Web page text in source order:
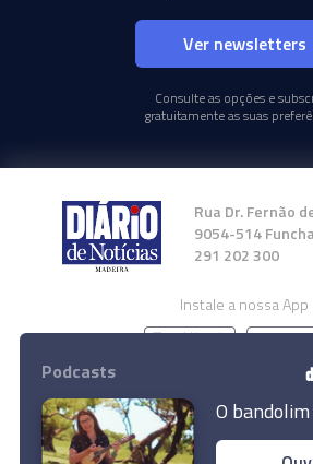
Ver newsletters
Consulte as opções e
gratuitamente as suas
Rua Dr. Fernão
9054-514
291 202 300
Instale a nossa App
© 2024 Empresa Diário de
Podcasts
O bandolim